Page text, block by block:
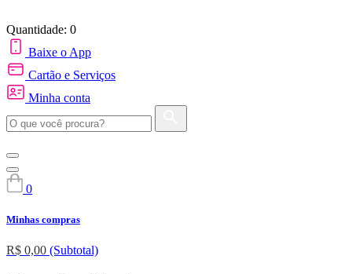
Quantidade: 0
Baixe o App
Cartão e Serviços
Minha conta
0
Minhas compras
R$ 0,00 (Subtotal)